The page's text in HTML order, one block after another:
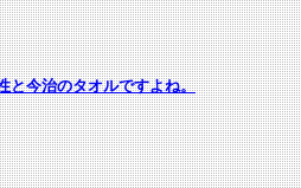
と今治のタオルですよね。